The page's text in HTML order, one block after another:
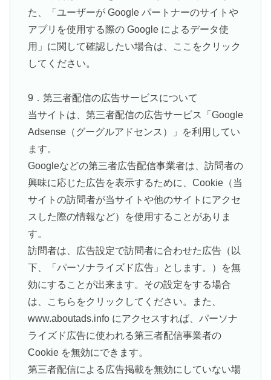
た、「ユーザーが Google パートナーのサイトや
アプリを使用する際の Google によるデータ使
用」に関して確認したい場合は、ここをクリック
してください。
9．第三者配信の広告サービスについて
当サイトは、第三者配信の広告サービス「Google
Adsense（グーグルアドセンス）」を利用してい
ます。
Googleなどの第三者広告配信事業者は、訪問者の
興味に応じた広告を表示するために、Cookie（当
サイトの訪問者が当サイトや他のサイトにアクセ
スした際の情報など）を使用することがありま
す。
訪問者は、広告設定で訪問者に合わせた広告（以
下、「パーソナライズド広告」とします。）を無
効にすることが出来ます。その設定をする場合
は、こちらをクリックしてください。また、
www.aboutads.info にアクセスすれば、パーソナ
ライズド広告に使われる第三者配信事業者の
Cookie を無効にできます。
第三者配信による広告掲載を無効にしていない場